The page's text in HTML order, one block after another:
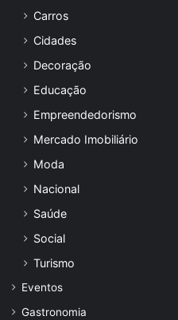
Carros
Cidades
Decoração
Educação
Empreendedorismo
Mercado Imobiliário
Moda
Nacional
Saúde
Social
Turismo
Eventos
Gastronomia